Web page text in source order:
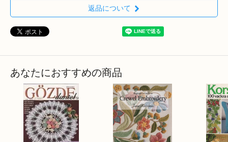
返品について
あなたにおすすめの商品